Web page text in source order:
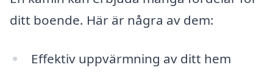
ditt boende. Här är några av dem:
Effektiv uppvärmning av ditt hem